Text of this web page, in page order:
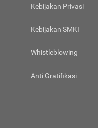
Kebijakan Privasi
Kebijakan SMKI
Whistleblowing
Anti Gratifikasi